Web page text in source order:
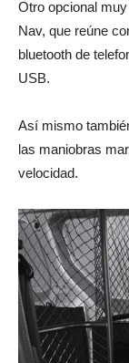
Otro opcional
Nav, que reúne
bluetooth de
USB.
Así mismo
las maniobras
velocidad.